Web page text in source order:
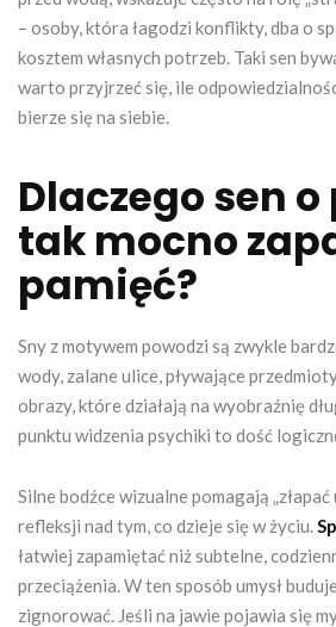
– osoby, która łagodzi konflikty, dba o
kosztem własnych potrzeb. Taki sen
warto przyjrzeć się, ile
bierze się na siebie.
Dlaczego sen
tak mocno
pamięć?
Sny z motywem powodzi są zwykle
wody, zalane ulice, pływające
obrazy, które działają na wyobraźnię
punktu widzenia psychiki to dość
Silne bodźce wizualne pomagają „złapać
refleksji nad tym, co dzieje się w życiu.
łatwiej zapamiętać niż subtelne,
przeciążenia. W ten sposób umysł
zignorować. Jeśli na jawie pojawia się